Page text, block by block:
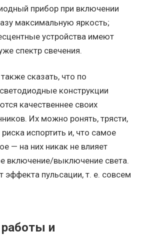
прибор при включении
максимальную яркость;
устройства имеют
спектр свечения.
сказать, что по
конструкции
качественнее своих
Их можно ронять, трясти,
испортить и, что самое
— на них никак не влияет
включение/выключение света.
эффекта пульсации, т. е. совсем
и